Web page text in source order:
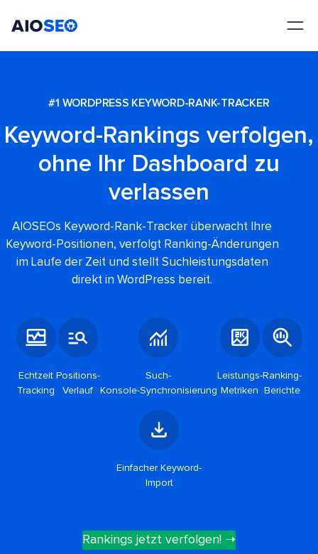
#1 WORDPRESS KEYWORD-RANK-TRACKER
Keyword-Rankings verfolgen,
ohne Ihr Dashboard zu
verlassen
AIOSEOs Keyword-Rank-Tracker überwacht Ihre
Keyword-Positionen, verfolgt Ranking-Änderungen
im Laufe der Zeit und stellt Suchleistungsdaten
direkt in WordPress bereit.
Echtzeit
Tracking
Positions-
Verlauf
Such-
Konsole-Synchronisierung
Leistungs-
Metriken
Ranking-
Berichte
Einfacher Keyword-
Import
Rankings jetzt verfolgen! ➝